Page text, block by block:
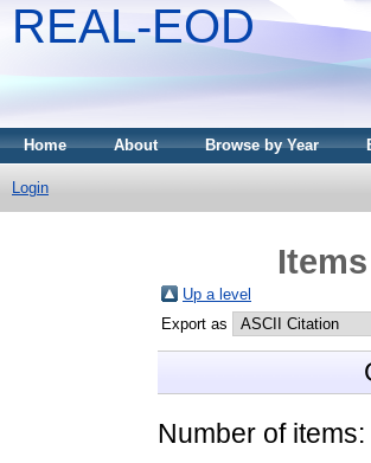
REAL-EOD
Home About Browse by Year
Login
Up a level
Export as
Number of items: